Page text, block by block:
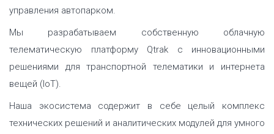
управления автопарком.
Мы разрабатываем собственную облачную
телематическую платформу Qtrak с инновационными
решениями для транспортной телематики и интернета
вещей (IoT).
Наша экосистема содержит в себе целый комплекс
технических решений и аналитических модулей для умного